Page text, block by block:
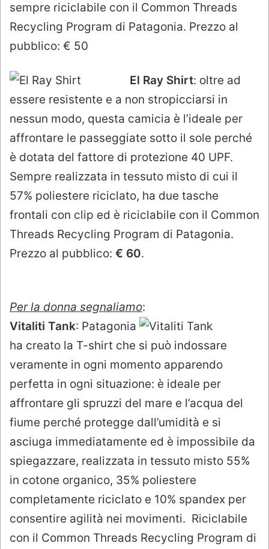
sempre riciclabile con il Common Threads
Recycling Program di Patagonia. Prezzo al
pubblico: € 50
El Ray Shirt: oltre ad
essere resistente e a non stropicciarsi in
nessun modo, questa camicia è l’ideale per
affrontare le passeggiate sotto il sole perché
è dotata del fattore di protezione 40 UPF.
Sempre realizzata in tessuto misto di cui il
57% poliestere riciclato, ha due tasche
frontali con clip ed è riciclabile con il Common
Threads Recycling Program di Patagonia.
Prezzo al pubblico: € 60.
Per la donna segnaliamo:
Vitaliti Tank: Patagonia
ha creato la T-shirt che si può indossare
veramente in ogni momento apparendo
perfetta in ogni situazione: è ideale per
affrontare gli spruzzi del mare e l’acqua del
fiume perché protegge dall’umidità e si
asciuga immediatamente ed è impossibile da
spiegazzare, realizzata in tessuto misto 55%
in cotone organico, 35% poliestere
completamente riciclato e 10% spandex per
consentire agilità nei movimenti. Riciclabile
con il Common Threads Recycling Program di